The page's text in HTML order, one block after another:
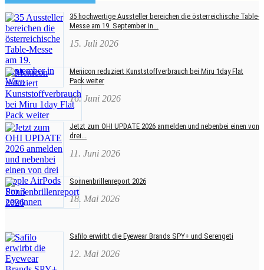
35 hochwertige Aussteller bereichen die österreichische Table-
Messe am 19. September in...
15. Juli 2026
Menicon reduziert Kunststoffverbrauch bei Miru 1day Flat
Pack weiter
16. Juni 2026
Jetzt zum OHI UPDATE 2026 anmelden und nebenbei einen von
drei...
11. Juni 2026
Sonnenbrillenreport 2026
18. Mai 2026
Safilo erwirbt die Eyewear Brands SPY+ und Serengeti
12. Mai 2026